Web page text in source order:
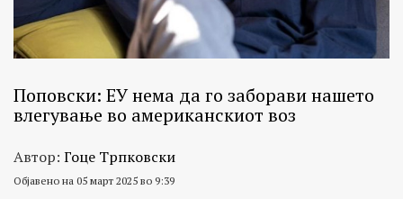
Поповски: ЕУ нема да го заборави нашето
влегување во американскиот воз
Автор: Гоце Трпковски
Објавено на 05 март 2025 во 9:39